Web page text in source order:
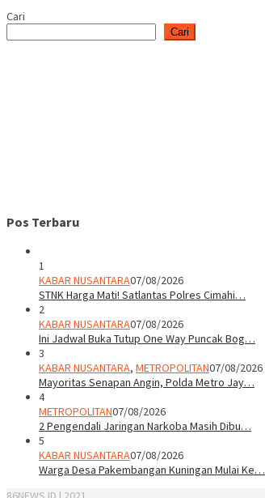
Cari
Cari
Pos Terbaru
1
KABAR NUSANTARA07/08/2026
STNK Harga Mati! Satlantas Polres Cimahi…
2
KABAR NUSANTARA07/08/2026
Ini Jadwal Buka Tutup One Way Puncak Bog…
3
KABAR NUSANTARA, METROPOLITAN07/08/2026
Mayoritas Senapan Angin, Polda Metro Jay…
4
METROPOLITAN07/08/2026
2 Pengendali Jaringan Narkoba Masih Dibu…
5
KABAR NUSANTARA07/08/2026
Warga Desa Pakembangan Kuningan Mulai Ke…